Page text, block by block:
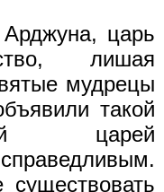
царь
лишая
мудрецы
такой
царей